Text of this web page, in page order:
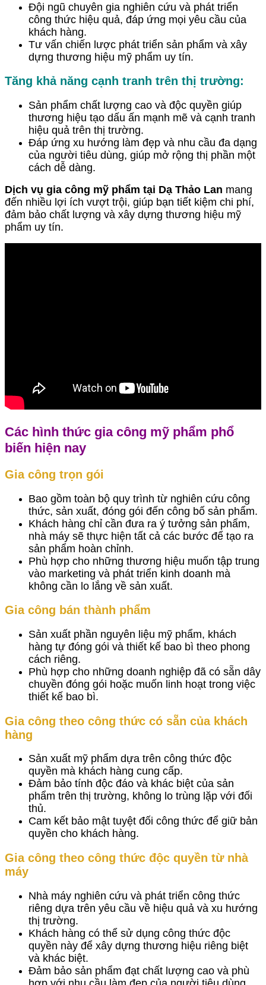
Đội ngũ chuyên gia nghiên cứu và phát triển
công thức hiệu quả, đáp ứng mọi yêu cầu của
khách hàng.
Tư vấn chiến lược phát triển sản phẩm và xây
dựng thương hiệu mỹ phẩm uy tín.
Tăng khả năng cạnh tranh trên thị trường:
Sản phẩm chất lượng cao và độc quyền giúp
thương hiệu tạo dấu ấn mạnh mẽ và cạnh tranh
hiệu quả trên thị trường.
Đáp ứng xu hướng làm đẹp và nhu cầu đa dạng
của người tiêu dùng, giúp mở rộng thị phần một
cách dễ dàng.
Dịch vụ gia công mỹ phẩm tại Dạ Thảo Lan mang
đến nhiều lợi ích vượt trội, giúp bạn tiết kiệm chi phí,
đảm bảo chất lượng và xây dựng thương hiệu mỹ
phẩm uy tín.
Các hình thức gia công mỹ phẩm phổ
biến hiện nay
Gia công trọn gói
Bao gồm toàn bộ quy trình từ nghiên cứu công
thức, sản xuất, đóng gói đến công bố sản phẩm.
Khách hàng chỉ cần đưa ra ý tưởng sản phẩm,
nhà máy sẽ thực hiện tất cả các bước để tạo ra
sản phẩm hoàn chỉnh.
Phù hợp cho những thương hiệu muốn tập trung
vào marketing và phát triển kinh doanh mà
không cần lo lắng về sản xuất.
Gia công bán thành phẩm
Sản xuất phần nguyên liệu mỹ phẩm, khách
hàng tự đóng gói và thiết kế bao bì theo phong
cách riêng.
Phù hợp cho những doanh nghiệp đã có sẵn dây
chuyền đóng gói hoặc muốn linh hoạt trong việc
thiết kế bao bì.
Gia công theo công thức có sẵn của khách
hàng
Sản xuất mỹ phẩm dựa trên công thức độc
quyền mà khách hàng cung cấp.
Đảm bảo tính độc đáo và khác biệt của sản
phẩm trên thị trường, không lo trùng lặp với đối
thủ.
Cam kết bảo mật tuyệt đối công thức để giữ bản
quyền cho khách hàng.
Gia công theo công thức độc quyền từ nhà
máy
Nhà máy nghiên cứu và phát triển công thức
riêng dựa trên yêu cầu về hiệu quả và xu hướng
thị trường.
Khách hàng có thể sử dụng công thức độc
quyền này để xây dựng thương hiệu riêng biệt
và khác biệt.
Đảm bảo sản phẩm đạt chất lượng cao và phù